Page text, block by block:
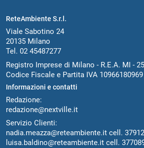
ReteAmbiente S.r.l.
Viale Sabotino 24
20135 Milano
Tel. 02 45487277
Registro Imprese di Milano - R.E.A. MI -
Codice Fiscale e Partita IVA 10966180969
Informazioni e contatti
Redazione:
redazione@nextville.it
Servizio Clienti:
nadia.meazza@reteambiente.it cell.
luisa.baldino@reteambiente.it cell.